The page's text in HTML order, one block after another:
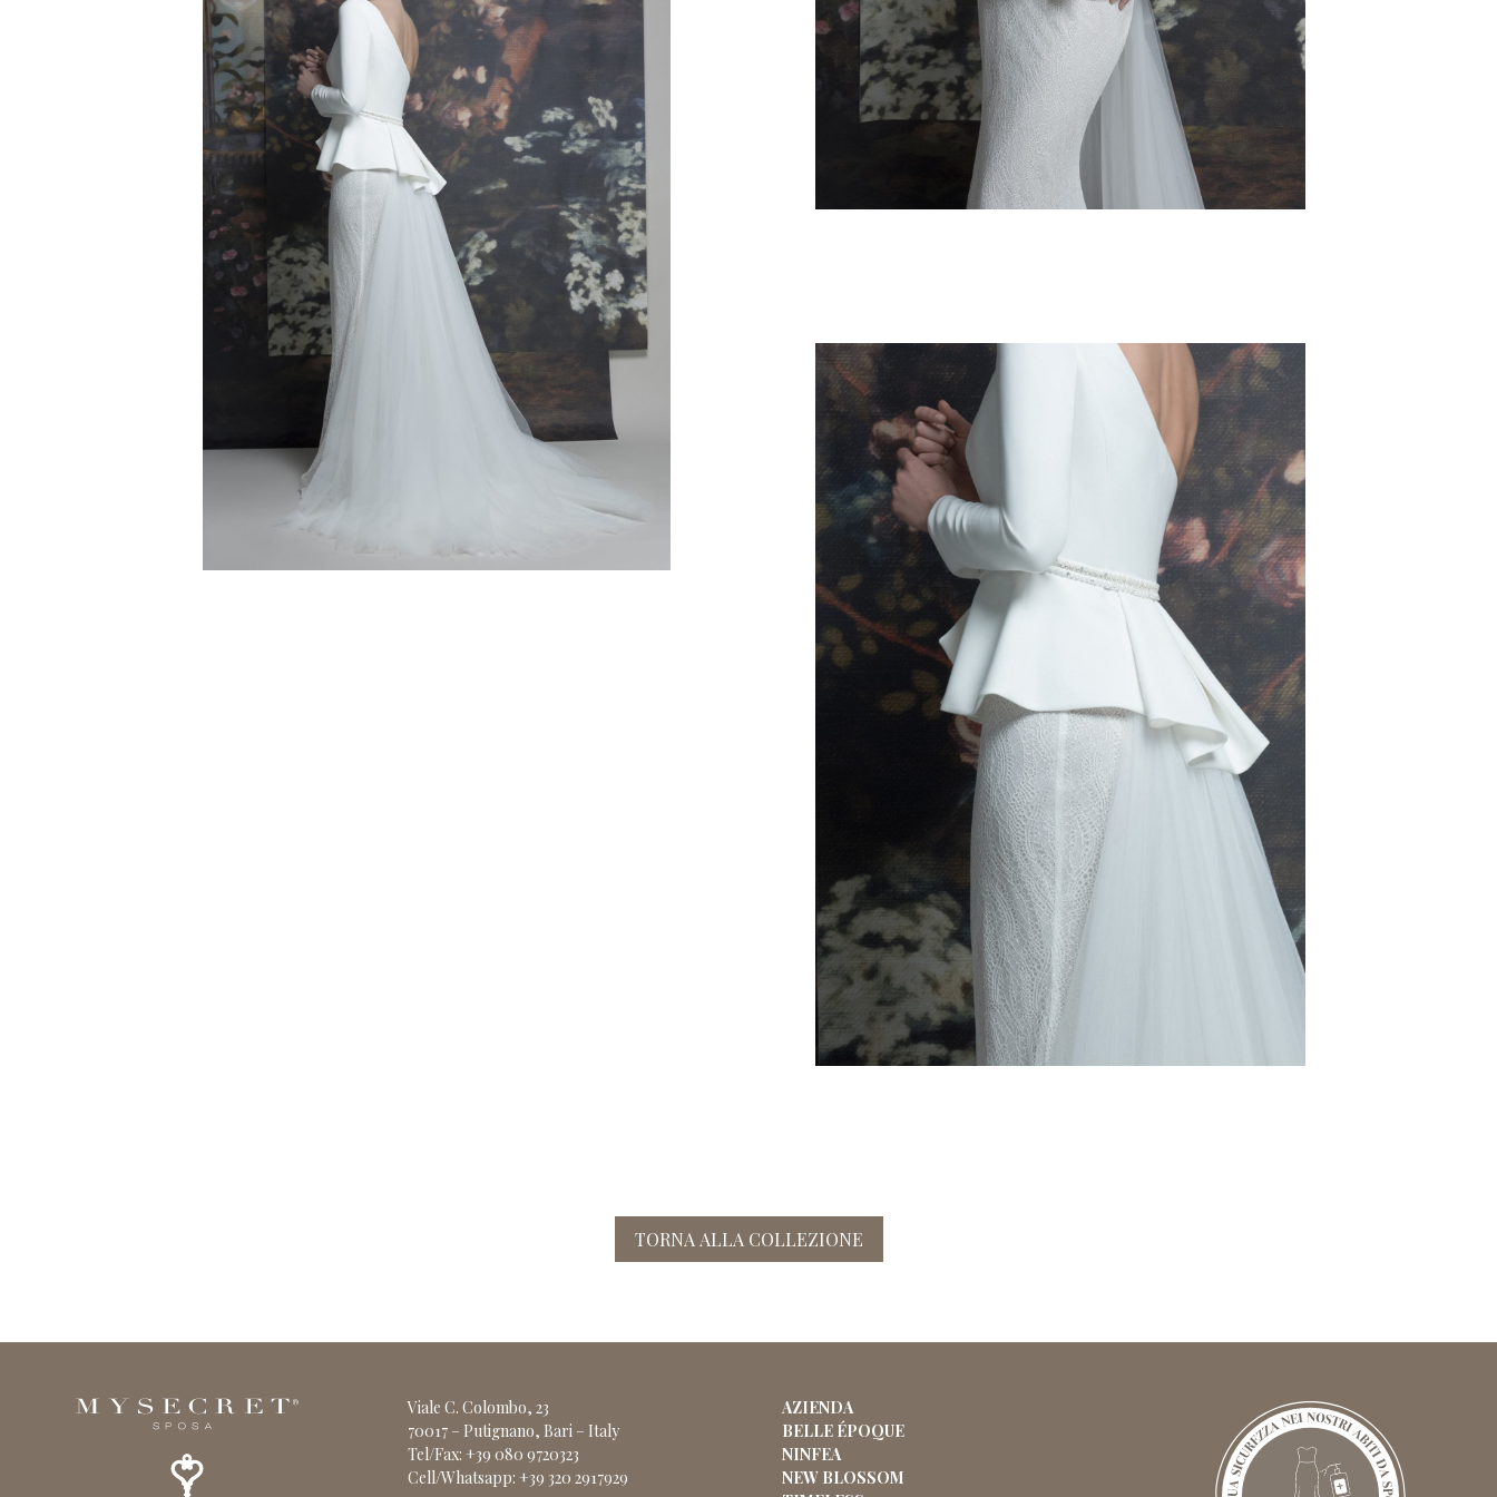
TORNA ALLA COLLEZIONE
Viale C. Colombo, 23
70017 – Putignano, Bari – Italy
Tel/Fax: +39 080 9720323
Cell/Whatsapp: +39 320 2917929
AZIENDA
BELLE ÉPOQUE
NINFEA
NEW BLOSSOM